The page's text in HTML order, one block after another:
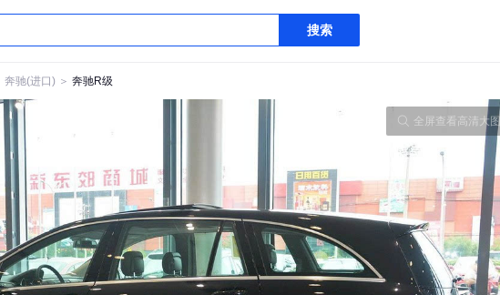
搜索
奔驰(进口) ＞ 奔驰R级
全屏查看高清大图